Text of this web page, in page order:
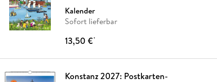
Kalender
Sofort lieferbar
13,50 €*
Konstanz 2027: Postkarten-